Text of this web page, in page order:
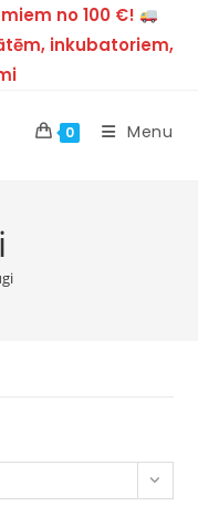
no 100 €!
inkubatoriem,
0 Menu